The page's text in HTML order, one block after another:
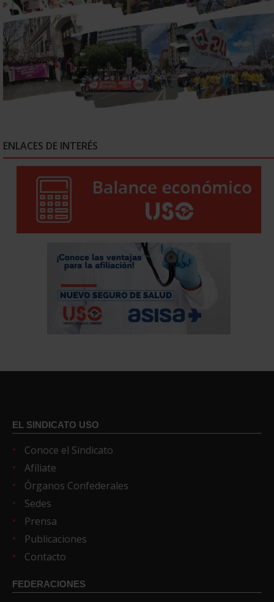
ENLACES DE INTERÉS
EL SINDICATO USO
Conoce el Sindicato
Afíliate
Órganos Confederales
Sedes
Prensa
Publicaciones
Contacto
FEDERACIONES